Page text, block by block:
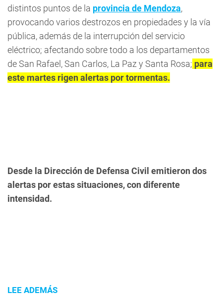
distintos puntos de la provincia de Mendoza,
provocando varios destrozos en propiedades y la vía
pública, además de la interrupción del servicio
eléctrico; afectando sobre todo a los departamentos
de San Rafael, San Carlos, La Paz y Santa Rosa; para
este martes rigen alertas por tormentas.
Desde la Dirección de Defensa Civil emitieron dos
alertas por estas situaciones, con diferente
intensidad.
LEE ADEMÁS